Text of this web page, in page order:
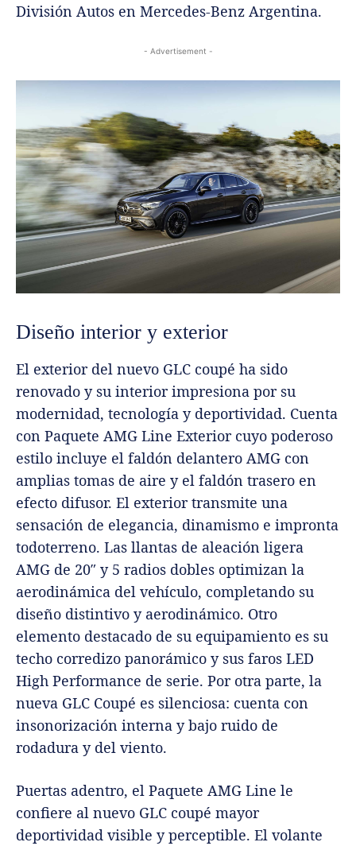
División Autos en Mercedes-Benz Argentina.
- Advertisement -
Diseño interior y exterior
El exterior del nuevo GLC coupé ha sido
renovado y su interior impresiona por su
modernidad, tecnología y deportividad. Cuenta
con Paquete AMG Line Exterior cuyo poderoso
estilo incluye el faldón delantero AMG con
amplias tomas de aire y el faldón trasero en
efecto difusor. El exterior transmite una
sensación de elegancia, dinamismo e impronta
todoterreno. Las llantas de aleación ligera
AMG de 20″ y 5 radios dobles optimizan la
aerodinámica del vehículo, completando su
diseño distintivo y aerodinámico. Otro
elemento destacado de su equipamiento es su
techo corredizo panorámico y sus faros LED
High Performance de serie. Por otra parte, la
nueva GLC Coupé es silenciosa: cuenta con
insonorización interna y bajo ruido de
rodadura y del viento.
Puertas adentro, el Paquete AMG Line le
confiere al nuevo GLC coupé mayor
deportividad visible y perceptible. El volante